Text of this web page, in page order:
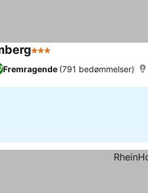
3 Stjerner
Fremragende (791 bedømmelser)